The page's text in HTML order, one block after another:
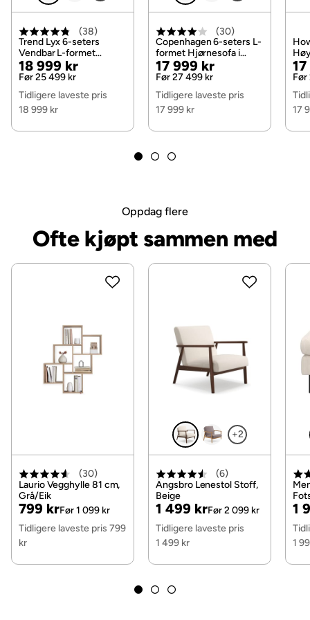
Pilling fra 1 til 5
Martindale
Materiale Manchester
Produsentens navn på trekk Fjord 19
Trekkutseende Cordfløyel
Skum
Oppbevaring
Vendbare puter
Sittepute & ryggpute
Avtagbart stoff
Øvrig
Fargenavn Mørkegrå
Belysning Nei
(38)
Trend Lyx 6-seters
Vendbar L-formet
Hjørnesofa i Stoff, Mørk
grå
Pris
18 999 kr
Original
Pris
Før 25 499 kr
Tidligere laveste pris
18 999 kr
(30)
Copenhagen 6-seters L-
formet Hjørnesofa i
Manchester, Mørk grønn
Pris
17 999 kr
Original
Pris
Før 27 499 kr
Tidligere laveste pris
17 999 kr
Før
17
Oppdag flere
Ofte kjøpt sammen med
(30)
Laurio Vegghylle 81 cm,
Grå/Eik
Pris
799 kr
Original
Pris
Før 1 099 kr
Tidligere laveste pris 799
kr
+2
(6)
Ängsbro Lenestol Stoff,
Beige
Pris
1 499 kr
Original
Pris
Før 2 099 kr
Tidligere laveste pris
1 499 kr
1
1